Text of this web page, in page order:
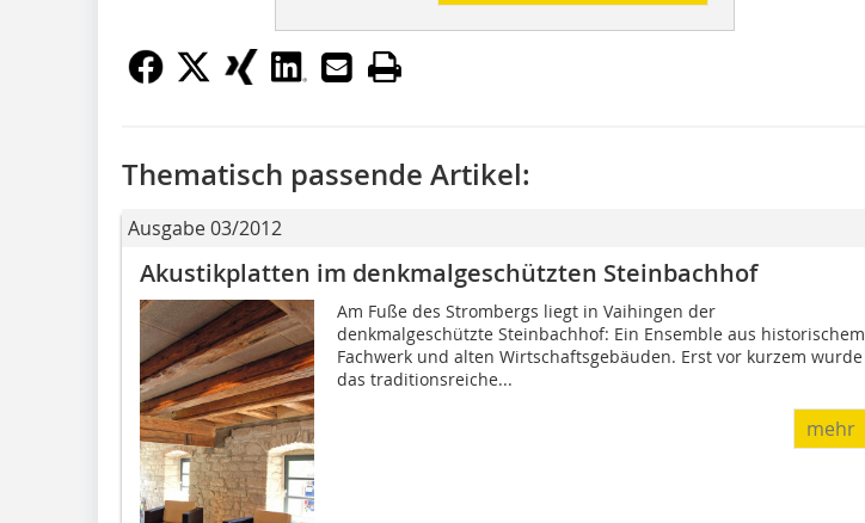
Thematisch passende Artikel:
Ausgabe 03/2012
Akustikplatten im denkmalgeschützten Steinbachhof
Am Fuße des Strombergs liegt in Vaihingen der
denkmalgeschützte Steinbachhof: Ein Ensemble aus historischem
Fachwerk und alten Wirtschaftsgebäuden. Erst vor kurzem wurde
das traditionsreiche...
mehr